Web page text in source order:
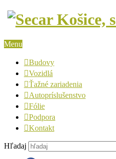
Menu
Budovy
Vozidlá
Ťažné zariadenia
Autopríslušenstvo
Fólie
Podpora
Kontakt
Hľadaj